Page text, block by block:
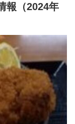
報（2024年